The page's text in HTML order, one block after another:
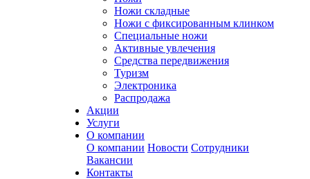
Ножи складные
Ножи с фиксированным клинком
Специальные ножи
Активные увлечения
Средства передвижения
Туризм
Электроника
Распродажа
Акции
Услуги
О компании
О компании Новости Сотрудники
Вакансии
Контакты